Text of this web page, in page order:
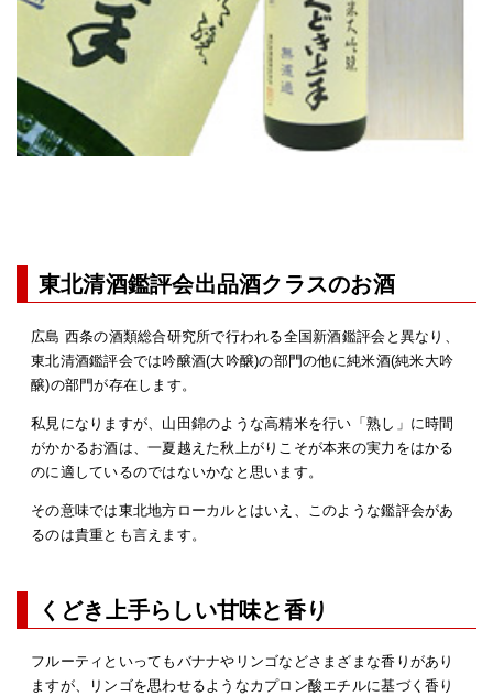
東北清酒鑑評会出品酒クラスのお酒
広島 西条の酒類総合研究所で行われる全国新酒鑑評会と異なり、
東北清酒鑑評会では吟醸酒(大吟醸)の部門の他に純米酒(純米大吟
醸)の部門が存在します。
私見になりますが、山田錦のような高精米を行い「熟し」に時間
がかかるお酒は、一夏越えた秋上がりこそが本来の実力をはかる
のに適しているのではないかなと思います。
その意味では東北地方ローカルとはいえ、このような鑑評会があ
るのは貴重とも言えます。
くどき上手らしい甘味と香り
フルーティといってもバナナやリンゴなどさまざまな香りがあり
ますが、リンゴを思わせるようなカプロン酸エチルに基づく香り